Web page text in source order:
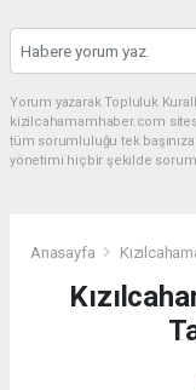
Yorum yazarak Topluluk
kizilcahamamhaber.com
tüm sorumluluğu tek
yönetimi hiçbir şekilde
Anasayfa